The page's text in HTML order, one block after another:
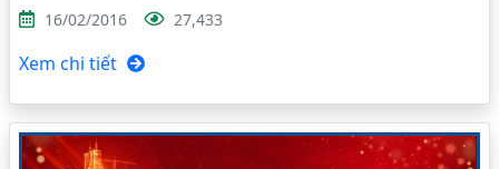
16/02/2016 27,433
Xem chi tiết